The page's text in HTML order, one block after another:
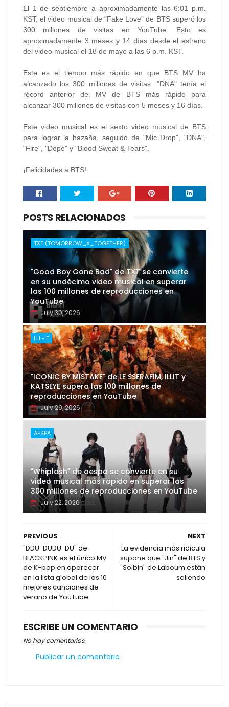
El 1 de septiembre a aproximadamente las 6:01 p.m.
KST, el video musical de "Fake Love" de BTS superó los
300 millones de visitas en YouTube. Esto es
aproximadamente 3 meses y 14 días desde el estreno
del video musical el 18 de mayo a las 6 p.m. KST.
Este es el tiempo más rápido en que BTS MV ha
alcanzado los 300 millones de visitas. "DNA" tenía el
récord anterior del MV de BTS más rápido para
alcanzar 300 millones de visitas con 5 meses y 16 días.
Este video musical es el sexto video musical de BTS
para lograr la hazaña, seguido de "Mic Drop", "DNA",
"Fire", "Dope" y "Blood Sweat & Tears".
¡Felicidades a BTS!.
POSTS RELACIONADOS
TXT (TOMORROW_X_TOGETHER)
"Good Boy Gone Bad" de TXT se convierte
en su undécimo video musical en superar
las 100 millones de reproducciones en
YouTube
July 30, 2026
I'LL-IT
"ICONIC BY MISTAKE" de LE SSERAFIM, ILLIT y
KATSEYE supera las 100 millones de
reproducciones en YouTube
July 29, 2026
AESPA
"Whiplash" de aespa se convierte en su
video musical más rápido en superar las
300 millones de reproducciones en YouTube
July 22, 2026
NEXT
La evidencia más ridicula
supone que "Jin" de BTS y
"Solbin" de Laboum están
saliendo
PREVIOUS
"DDU-DUDU-DU" de
BLACKPINK es el único MV
de K-pop en aparecer
en la lista global de las 10
mejores canciones de
verano de YouTube
ESCRIBE UN COMENTARIO
No hay comentarios.
Publicar un comentario